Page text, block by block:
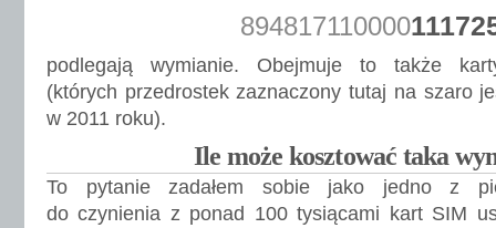
894817110000
podlegają wymianie. Obejmuje to także
(których przedrostek zaznaczony tutaj na szaro
w 2011 roku).
Ile może kosztować taka
To pytanie zadałem sobie jako jedno z
do czynienia z ponad 100 tysiącami kart SIM